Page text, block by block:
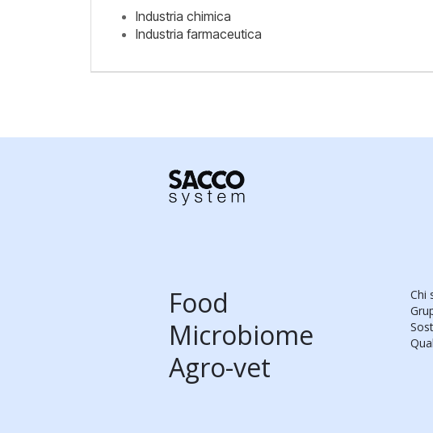
Industria chimica
Industria farmaceutica
Food
Microbiome
Agro-vet
Chi